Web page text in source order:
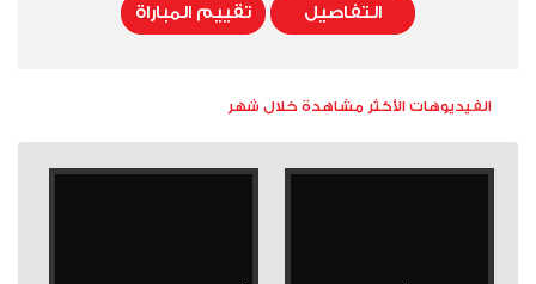
التفاصيل تقييم المباراة
الفيديوهات الأكثر مشاهدة خلال شهر